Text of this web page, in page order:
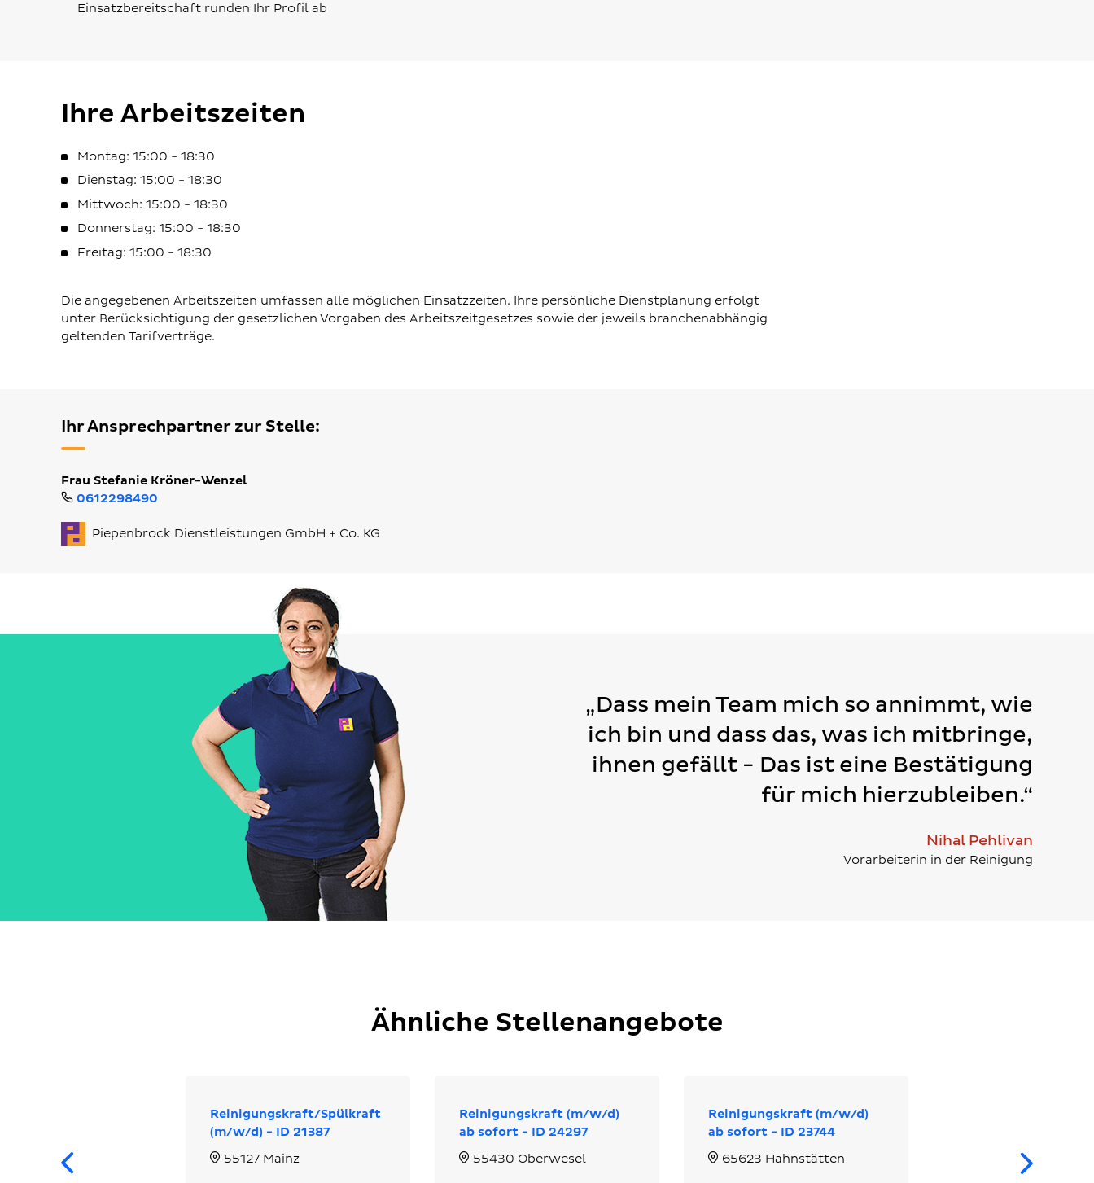
Einsatzbereitschaft runden Ihr Profil ab
Ihre Arbeitszeiten
Montag: 15:00 - 18:30
Dienstag: 15:00 - 18:30
Mittwoch: 15:00 - 18:30
Donnerstag: 15:00 - 18:30
Freitag: 15:00 - 18:30
Die angegebenen Arbeitszeiten umfassen alle möglichen Einsatzzeiten. Ihre persönliche Dienstplanung erfolgt
unter Berücksichtigung der gesetzlichen Vorgaben des Arbeitszeitgesetzes sowie der jeweils branchenabhängig
geltenden Tarifverträge.
Ihr Ansprechpartner zur Stelle:
Frau Stefanie Kröner-Wenzel
0612298490
Piepenbrock Dienstleistungen GmbH + Co. KG
„Dass mein Team mich so annimmt, wie
ich bin und dass das, was ich mitbringe,
ihnen gefällt - Das ist eine Bestätigung
für mich hierzubleiben.“
Nihal Pehlivan
Vorarbeiterin in der Reinigung
Ähnliche Stellenangebote
Zurück
Reinigungskraft/Spülkraft
(m/w/d) - ID 21387
55127 Mainz
Reinigungskraft (m/w/d)
ab sofort - ID 24297
55430 Oberwesel
Reinigungskraft (m/w/d)
ab sofort - ID 23744
65623 Hahnstätten